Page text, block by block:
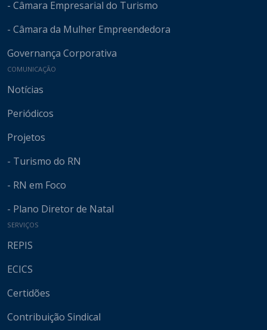
- Câmara Empresarial do Turismo
- Câmara da Mulher Empreendedora
Governança Corporativa
COMUNICAÇÃO
Notícias
Periódicos
Projetos
- Turismo do RN
- RN em Foco
- Plano Diretor de Natal
SERVIÇOS
REPIS
ECICS
Certidões
Contribuição Sindical